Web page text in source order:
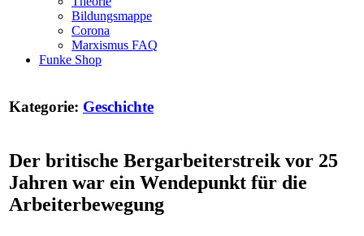
Bildungsmappe
Corona
Marxismus FAQ
Funke Shop
Kategorie: Geschichte
Der britische Bergarbeiterstreik vor 25
Jahren war ein Wendepunkt für die
Arbeiterbewegung